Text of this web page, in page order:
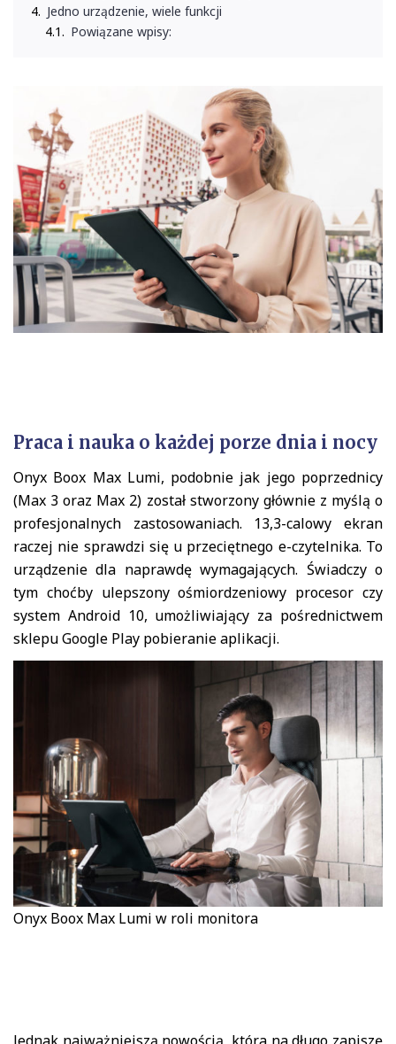
Jedno urządzenie, wiele funkcji
Powiązane wpisy:
Praca i nauka o każdej porze dnia i nocy
Onyx Boox Max Lumi, podobnie jak jego poprzednicy
(Max 3 oraz Max 2) został stworzony głównie z myślą o
profesjonalnych zastosowaniach. 13,3-calowy ekran
raczej nie sprawdzi się u przeciętnego e-czytelnika. To
urządzenie dla naprawdę wymagających. Świadczy o
tym choćby ulepszony ośmiordzeniowy procesor czy
system Android 10, umożliwiający za pośrednictwem
sklepu Google Play pobieranie aplikacji.
Onyx Boox Max Lumi w roli monitora